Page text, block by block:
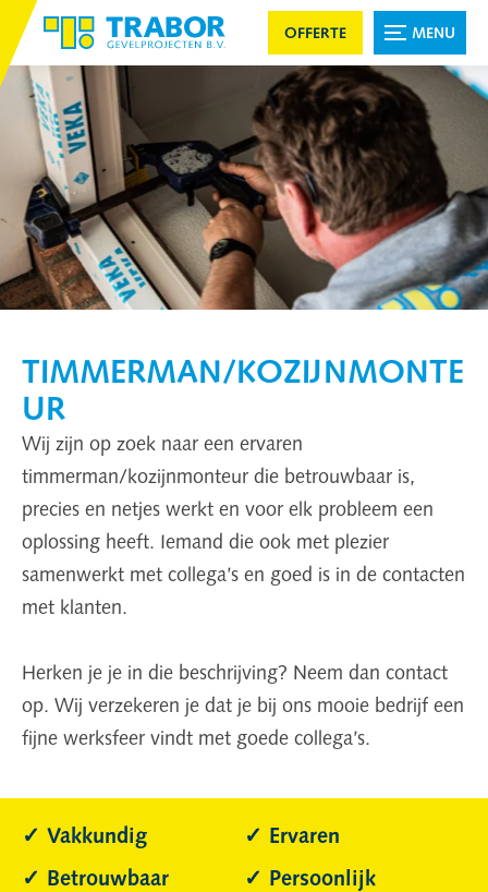
OFFERTE MENU
TIMMERMAN/KOZIJNMONTE
UR
Wij zijn op zoek naar een ervaren
timmerman/kozijnmonteur die betrouwbaar is,
precies en netjes werkt en voor elk probleem een
oplossing heeft. Iemand die ook met plezier
samenwerkt met collega’s en goed is in de contacten
met klanten.
Herken je je in die beschrijving? Neem dan contact
op. Wij verzekeren je dat je bij ons mooie bedrijf een
fijne werksfeer vindt met goede collega’s.
Vakkundig
Ervaren
Betrouwbaar
Persoonlijk